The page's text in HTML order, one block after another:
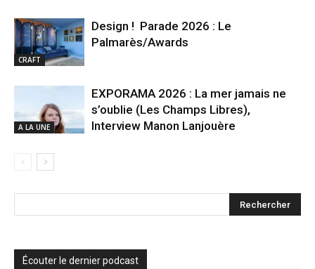
CRAFT
Design ! Parade 2026 : Le
Palmarès/Awards
A LA UNE
EXPORAMA 2026 : La mer jamais ne
s’oublie (Les Champs Libres),
Interview Manon Lanjouère
Écouter le dernier podcast